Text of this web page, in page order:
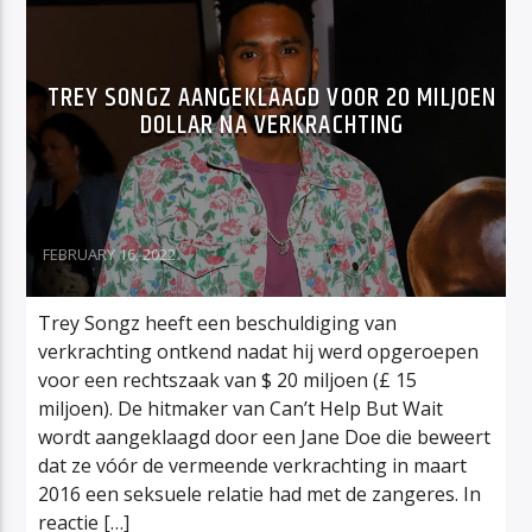
TREY SONGZ AANGEKLAAGD VOOR 20 MILJOEN
DOLLAR NA VERKRACHTING
FEBRUARY 16, 2022
Trey Songz heeft een beschuldiging van
verkrachting ontkend nadat hij werd opgeroepen
voor een rechtszaak van $ 20 miljoen (£ 15
miljoen). De hitmaker van Can’t Help But Wait
wordt aangeklaagd door een Jane Doe die beweert
dat ze vóór de vermeende verkrachting in maart
2016 een seksuele relatie had met de zangeres. In
reactie […]